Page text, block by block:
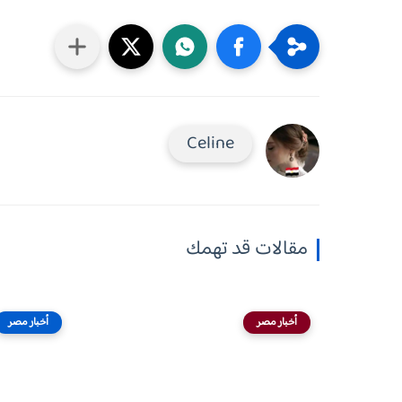
Celine
مقالات قد تهمك
أخبار مصر أخبار مصر